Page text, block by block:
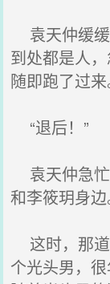
袁天仲缓
到处都是人
随即跑了过来
“退后！”
袁天仲急
和李筱玥身边
这时，那
个光头男，